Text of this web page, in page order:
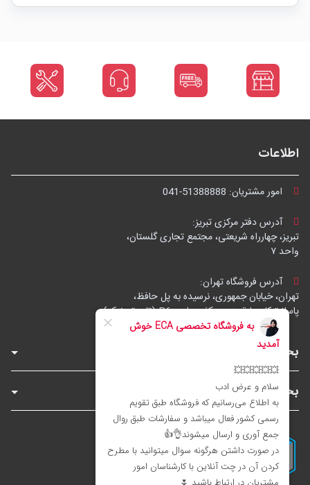
اطلاعات
امور مشتریان: 041-51388888
آدرس دفتر مرکزی تبریز:
تبریز، چهارراه شریعتی، مجتمع تجاری گلستان،
واحد ۷
آدرس فروشگاه تهران:
تهران، خیابان جمهوری، نرسیده به پل حافظ،
پاساژ توکل، طبقه زیرهمکف، واحد B6 (تاپ ترونیک)
بخش‌های فروشگاه
بخش‌های سایت